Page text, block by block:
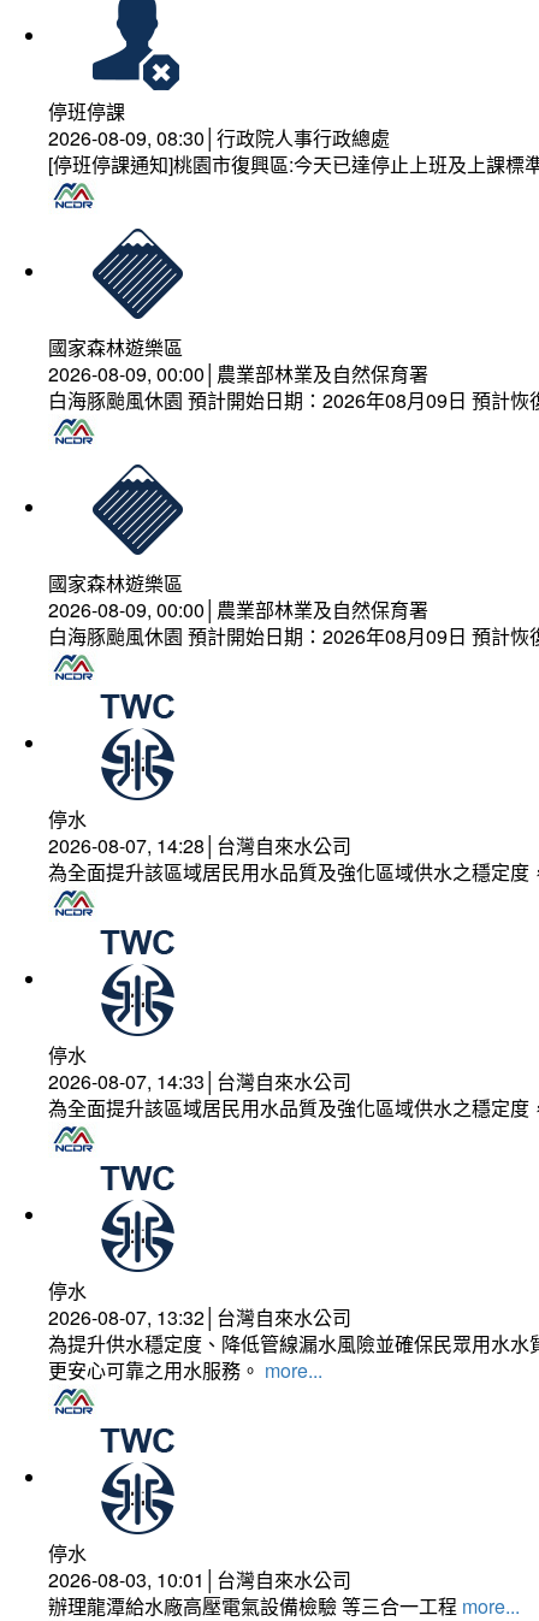
停班停課
2026-08-09, 08:30│行政院人事行政總處
[停班停課通知]桃園市復興區:今天已達停止上班及上課
國家森林遊樂區
2026-08-09, 00:00│農業部林業及自然保育署
白海豚颱風休園 預計開始日期：2026年08月09日 預計
國家森林遊樂區
2026-08-09, 00:00│農業部林業及自然保育署
白海豚颱風休園 預計開始日期：2026年08月09日 預計
停水
2026-08-07, 14:28│台灣自來水公司
為全面提升該區域居民用水品質及強化區域供水之穩定
停水
2026-08-07, 14:33│台灣自來水公司
為全面提升該區域居民用水品質及強化區域供水之穩定
停水
2026-08-07, 13:32│台灣自來水公司
為提升供水穩定度、降低管線漏水風險並確保民眾用水
更安心可靠之用水服務。 more...
停水
2026-08-03, 10:01│台灣自來水公司
辦理龍潭給水廠高壓電氣設備檢驗 等三合一工程 more...